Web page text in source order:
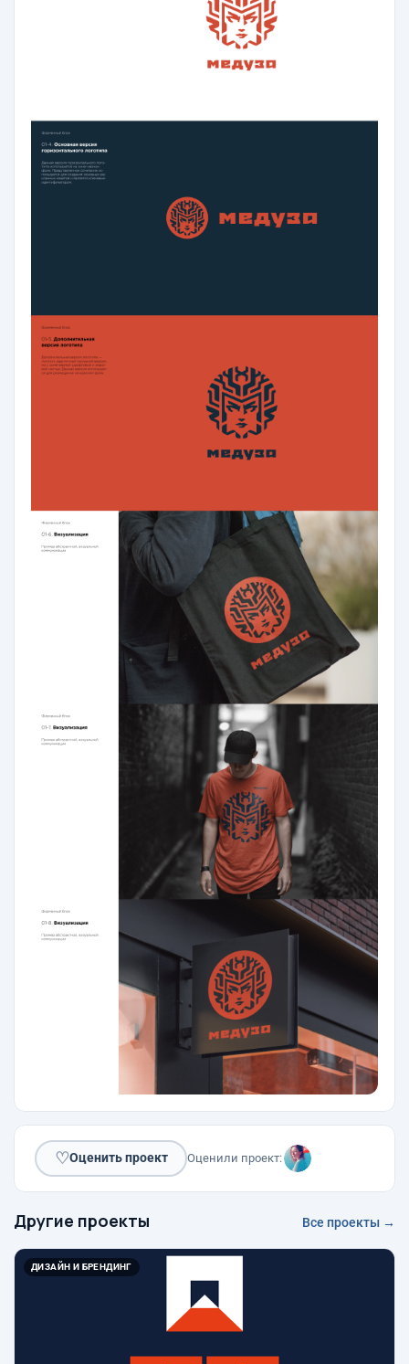
♡Оценить проект Оценили проект:
Другие проекты Все проекты →
ДИЗАЙН И БРЕНДИНГ